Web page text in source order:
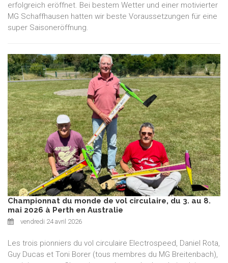
erfolgreich eröffnet. Bei bestem Wetter und einer motivierter
MG Schaffhausen hatten wir beste Voraussetzungen für eine
super Saisoneröffnung.
Championnat du monde de vol circulaire, du 3. au 8.
mai 2026 à Perth en Australie
vendredi 24 avril 2026
Les trois pionniers du vol circulaire Electrospeed, Daniel Rota,
Guy Ducas et Toni Borer (tous membres du MG Breitenbach),